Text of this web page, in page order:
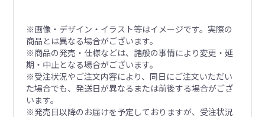
※画像・デザイン・イラスト等はイメージです。実際の
商品とは異なる場合がございます。
※商品の発売・仕様などは、諸般の事情により変更・延
期・中止となる場合がございます。
※受注状況やご注文内容により、同日にご注文いただい
た場合でも、発送日が異なるまたは前後する場合がござ
います。
※発売日以降のお届けを予定しておりますが、受注状況